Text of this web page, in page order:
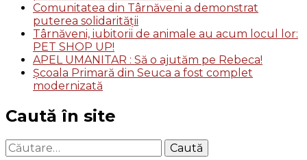
Comunitatea din Târnăveni a demonstrat
puterea solidarității
Târnăveni, iubitorii de animale au acum locul lor:
PET SHOP UP!
APEL UMANITAR : Să o ajutăm pe Rebeca!
Școala Primară din Seuca a fost complet
modernizată
Caută în site
Caută